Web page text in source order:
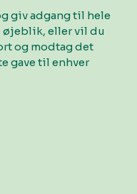
giv adgang til hele
øjeblik, eller vil du
og modtag det
gave til enhver